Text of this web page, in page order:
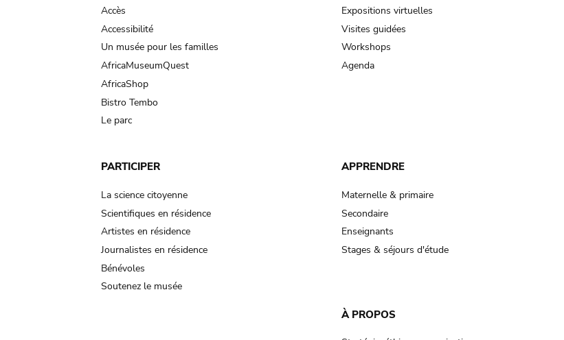
Accès
Accessibilité
Un musée pour les familles
AfricaMuseumQuest
AfricaShop
Bistro Tembo
Le parc
Expositions virtuelles
Visites guidées
Workshops
Agenda
PARTICIPER
La science citoyenne
Scientifiques en résidence
Artistes en résidence
Journalistes en résidence
Bénévoles
Soutenez le musée
APPRENDRE
Maternelle & primaire
Secondaire
Enseignants
Stages & séjours d'étude
À PROPOS